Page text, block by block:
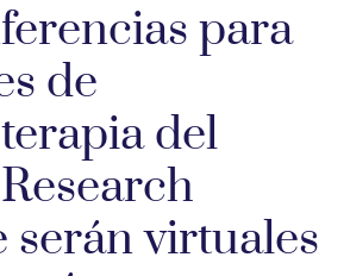
para
de
del
serán virtuales